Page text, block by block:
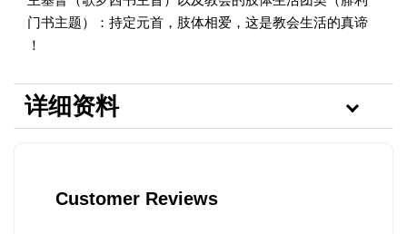
门书主题）：持定元首，肢体相爱，这是教会生活的真谛
！
详细资料
Customer Reviews